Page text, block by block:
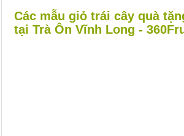
Các mẫu giỏ trái cây quà
tại Trà Ôn Vĩnh Long -